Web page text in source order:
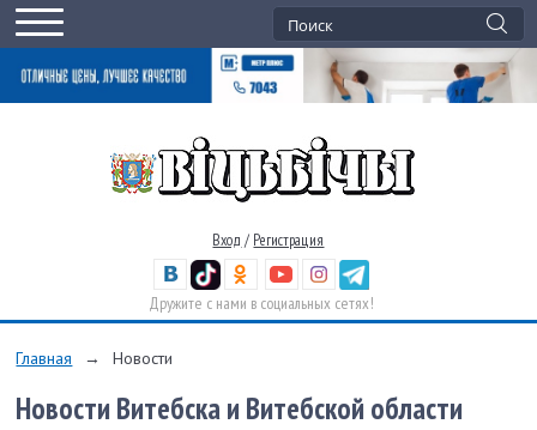
Вход / Регистрация
Дружите с нами в социальных сетях!
Главная → Новости
Новости Витебска и Витебской области